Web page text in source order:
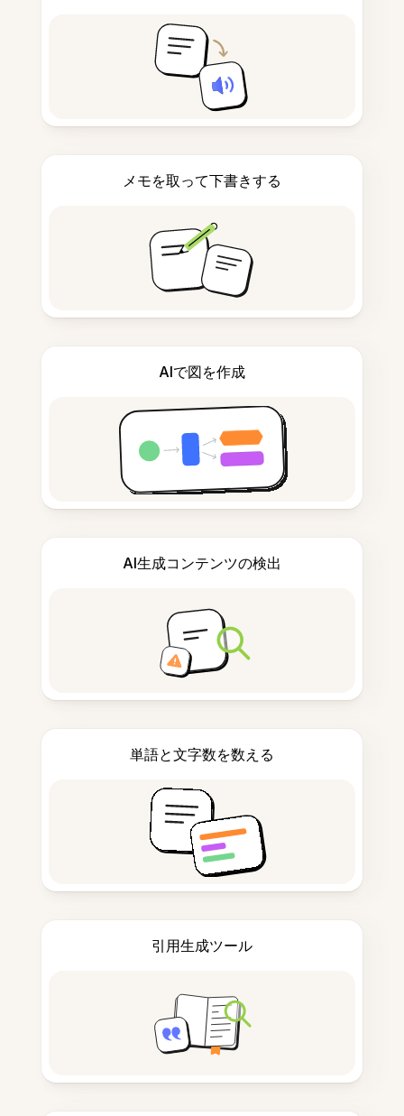
メモを取って下書きする
AIで図を作成
AI生成コンテンツの検出
単語と文字数を数える
引用生成ツール